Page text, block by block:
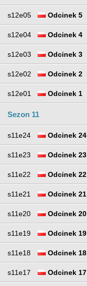
s12e05 Odcinek 5
s12e04 Odcinek 4
s12e03 Odcinek 3
s12e02 Odcinek 2
s12e01 Odcinek 1
Sezon 11
s11e24 Odcinek 24
s11e23 Odcinek 23
s11e22 Odcinek 22
s11e21 Odcinek 21
s11e20 Odcinek 20
s11e19 Odcinek 19
s11e18 Odcinek 18
s11e17 Odcinek 17